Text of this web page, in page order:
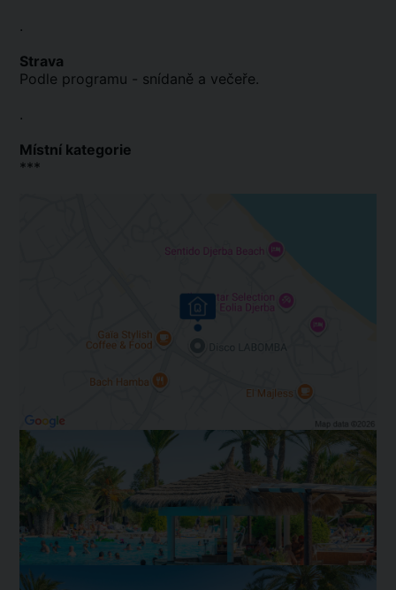
.
Strava
Podle programu - snídaně a večeře.
.
Místní kategorie
***